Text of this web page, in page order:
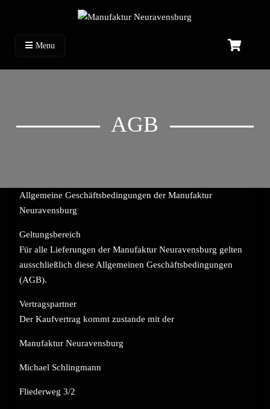
Menu
AGB
Allgemeine Geschäftsbedingungen der Manufaktur
Neuravensburg
Geltungsbereich
Für alle Lieferungen der Manufaktur Neuravensburg gelten
ausschließlich diese Allgemeinen Geschäftsbedingungen
(AGB).
Vertragspartner
Der Kaufvertrag kommt zustande mit der
Manufaktur Neuravensburg
Michael Schlingmann
Fliederweg 3/2